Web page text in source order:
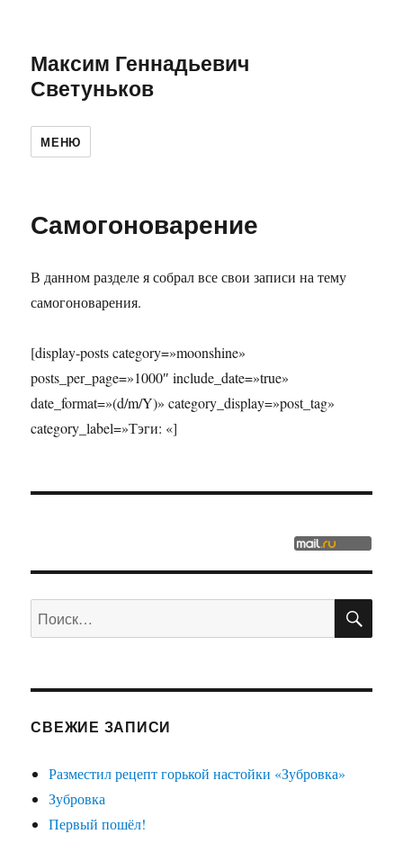
Максим Геннадьевич
Светуньков
МЕНЮ
Самогоноварение
В данном разделе я собрал все свои записи на тему
самогоноварения.
[display-posts category=»moonshine»
posts_per_page=»1000″ include_date=»true»
date_format=»(d/m/Y)» category_display=»post_tag»
category_label=»Тэги: «]
Искать:
СВЕЖИЕ ЗАПИСИ
Разместил рецепт горькой настойки «Зубровка»
Зубровка
Первый пошёл!